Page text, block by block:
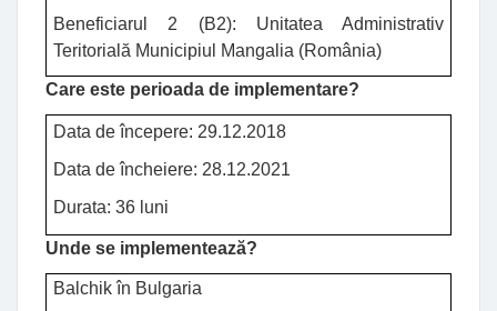
Beneficiarul 2 (B2): Unitatea Administrativ
Teritorială Municipiul Mangalia (România)
Care este perioada de implementare?
Data de începere: 29.12.2018
Data de încheiere: 28.12.2021
Durata: 36 luni
Unde se implementează?
Balchik în Bulgaria